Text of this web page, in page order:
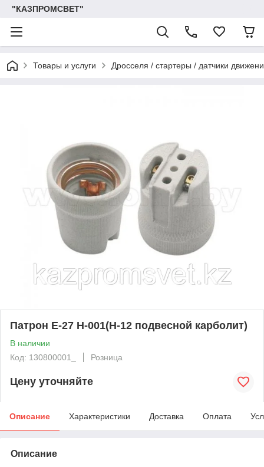
"КАЗПРОМСВЕТ"
Товары и услуги Дросселя / стартеры / датчики
Патрон Е-27 Н-001(Н-12 подвесной карболит)
В наличии
Код: 130800001_
Розница
Цену уточняйте
Описание Характеристики Доставка Оплата
Описание